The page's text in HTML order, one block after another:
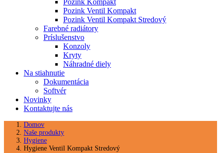
Pozink Kompakt
Pozink Ventil Kompakt
Pozink Ventil Kompakt Stredový
Farebné radiátory
Príslušenstvo
Konzoly
Kryty
Náhradné diely
Na stiahnutie
Dokumentácia
Softvér
Novinky
Kontaktujte nás
Domov
Naše produkty
Hygiene
Hygiene Ventil Kompakt Stredový